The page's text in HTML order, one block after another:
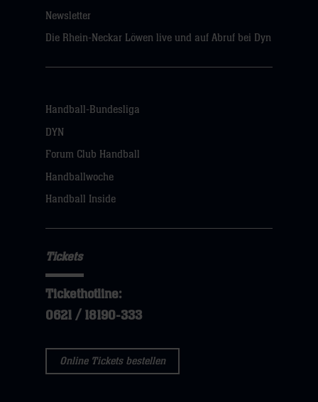
Newsletter
Die Rhein-Neckar Löwen live und auf Abruf bei Dyn
Handball-Bundesliga
DYN
Forum Club Handball
Handballwoche
Handball Inside
Tickets
Tickethotline:
0621 / 18190-333
Online Tickets bestellen